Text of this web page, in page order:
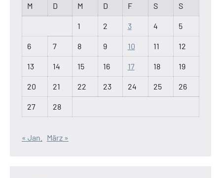
M
D M D F S S
1 2 3 4 5
6 7 8 9 10 11 12
13 14 15 16 17 18 19
20 21 22 23 24 25 26
27 28
« Jan. März »